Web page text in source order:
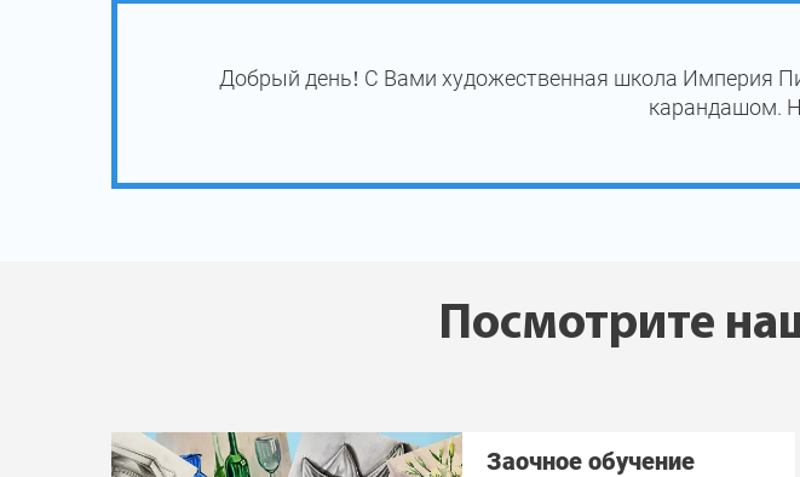
Добрый день! С Вами художественная школа Империя
карандашом.
Посмотрите
Заочное обучение